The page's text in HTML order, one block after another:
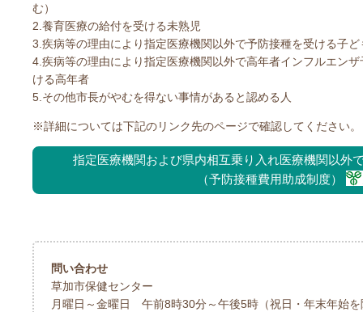
む）
2.養育医療の給付を受ける未熟児
3.疾病等の理由により指定医療機関以外で予防接種を受ける子ど
4.疾病等の理由により指定医療機関以外で高年者インフルエン
ける高年者
5.その他市長がやむを得ない事情があると認める人
※詳細については下記のリンク先のページで確認してください。
指定医療機関および県内相互乗り入れ医療機関以外
（予防接種費用助成制度）
問い合わせ
草加市保健センター
月曜日～金曜日 午前8時30分～午後5時（祝日・年末年始を